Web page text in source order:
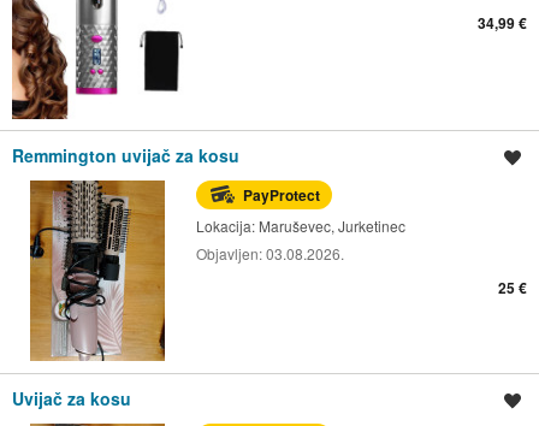
34,99 €
Remmington uvijač za kosu
PayProtect
Lokacija: Maruševec, Jurketinec
Objavljen:03.08.2026.
25 €
Uvijač za kosu